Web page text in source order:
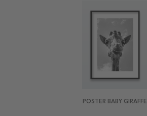
POSTER BABY GIRAFFE